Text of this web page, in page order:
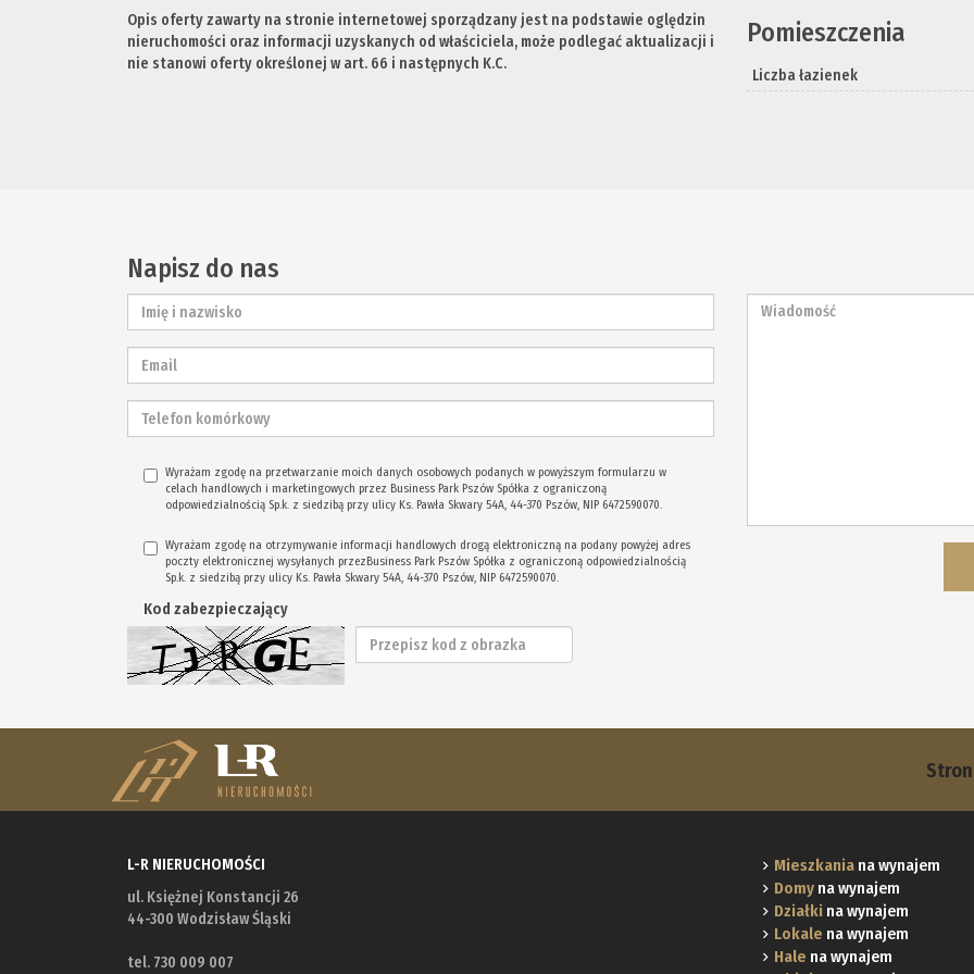
Opis oferty zawarty na stronie internetowej sporządzany jest na podstawie oględzin
nieruchomości oraz informacji uzyskanych od właściciela, może podlegać aktualizacji i
nie stanowi oferty określonej w art. 66 i następnych K.C.
Pomieszczenia
Liczba łazienek
Napisz do nas
Wyrażam zgodę na przetwarzanie moich danych osobowych podanych w powyższym formularzu w
celach handlowych i marketingowych przez Business Park Pszów Spółka z ograniczoną
odpowiedzialnością Sp.k. z siedzibą przy ulicy Ks. Pawła Skwary 54A, 44-370 Pszów, NIP 6472590070.
Wyrażam zgodę na otrzymywanie informacji handlowych drogą elektroniczną na podany powyżej adres
poczty elektronicznej wysyłanych przezBusiness Park Pszów Spółka z ograniczoną odpowiedzialnością
Sp.k. z siedzibą przy ulicy Ks. Pawła Skwary 54A, 44-370 Pszów, NIP 6472590070.
Kod zabezpieczający
L-R NIERUCHOMOŚCI
ul. Księżnej Konstancji 26
44-300 Wodzisław Śląski
tel. 730 009 007
Mieszkania na wynajem
Domy na wynajem
Działki na wynajem
Lokale na wynajem
Hale na wynajem